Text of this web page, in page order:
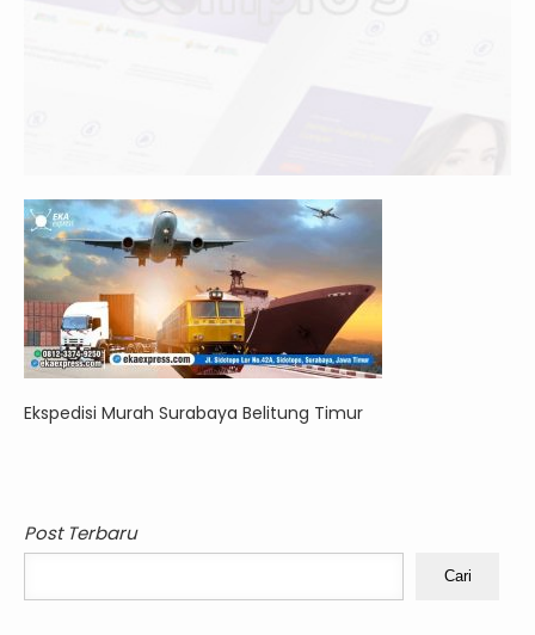
Ekspedisi Murah Surabaya Belitung Timur
Post Terbaru
Cari